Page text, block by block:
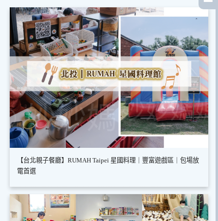
【台北親子餐廳】RUMAH Taipei 星國料理｜豐富遊戲區｜包場放
電首選